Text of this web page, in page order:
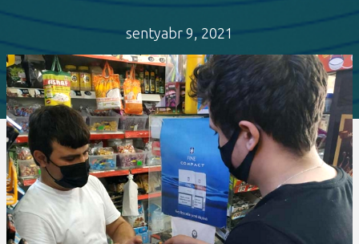
sentyabr 9, 2021